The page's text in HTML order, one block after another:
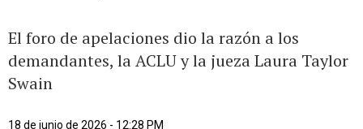
El foro de apelaciones dio la razón a los
demandantes, la ACLU y la jueza Laura Taylor
Swain
18 de junio de 2026 - 12:28 PM